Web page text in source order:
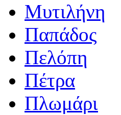
Μυτιλήνη
Παπάδος
Πελόπη
Πέτρα
Πλωμάρι